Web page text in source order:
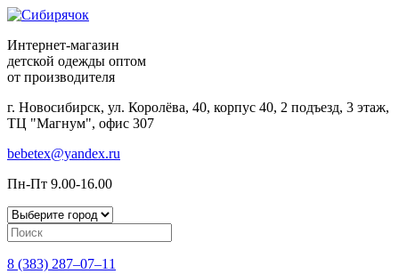
Интернет-магазин
детской одежды оптом
от производителя
г. Новосибирск, ул. Королёва, 40, корпус 40, 2 подъезд, 3 этаж,
ТЦ "Магнум", офис 307
bebetex@yandex.ru
Пн-Пт 9.00-16.00
8 (383) 287–07–11